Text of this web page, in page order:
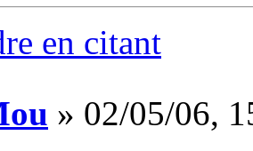
en citant
» 02/05/06,